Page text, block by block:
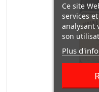
Ce site
services
analysant
son
Plus